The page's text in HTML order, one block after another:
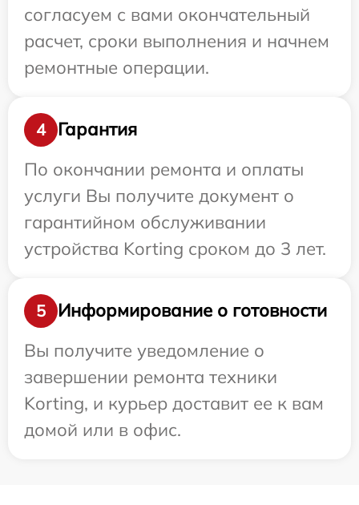
согласуем с вами окончательный
расчет, сроки выполнения и начнем
ремонтные операции.
4
Гарантия
По окончании ремонта и оплаты
услуги Вы получите документ о
гарантийном обслуживании
устройства Korting сроком до 3 лет.
5
Информирование о готовности
Вы получите уведомление о
завершении ремонта техники
Korting, и курьер доставит ее к вам
домой или в офис.